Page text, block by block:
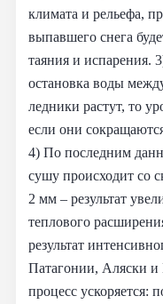
климата и рельефа,
выпавшего снега
таяния и испарения.
остановка воды
ледники растут, то
если они
4) По последним
сушу происходит со
2 мм – результат
теплового
результат
Патагонии, Аляски и
процесс ускоряется: